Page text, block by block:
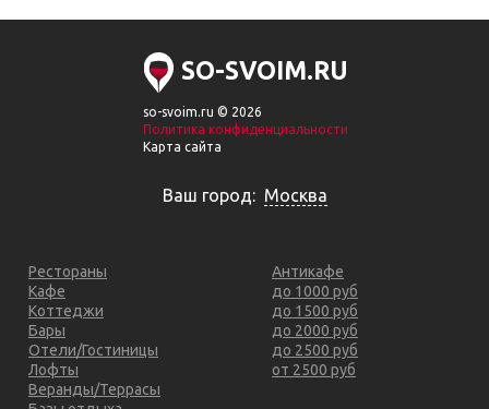
SO-SVOIM.RU
so-svoim.ru © 2026
Политика конфиденциальности
Карта сайта
Ваш город: Москва
Рестораны
Кафе
Коттеджи
Бары
Отели/Гостиницы
Лофты
Веранды/Террасы
Антикафе
до 1000 руб
до 1500 руб
до 2000 руб
до 2500 руб
от 2500 руб